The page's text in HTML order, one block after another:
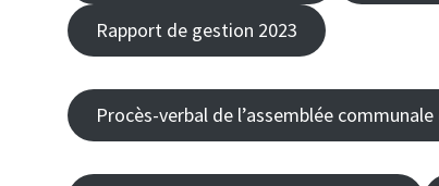
Rapport de gestion 2023
Procès-verbal de l’assemblée